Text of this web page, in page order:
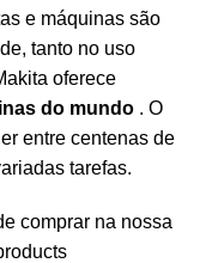
e máquinas são
tanto no uso
oferece
do mundo . O
entre centenas de
tarefas.
comprar na nossa